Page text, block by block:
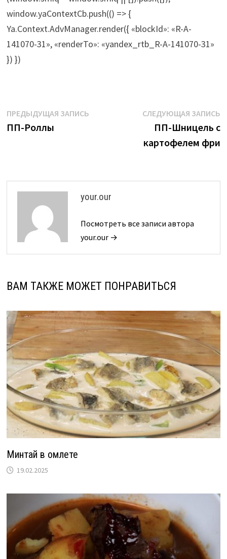
window.yaContextCb.push(() => {
Ya.Context.AdvManager.render({ «blockId»: «R-A-
141070-31», «renderTo»: «yandex_rtb_R-A-141070-31»
}) })
Навигация
по
ПРЕДЫДУЩАЯ ЗАПИСЬПредыдущая
ПП-Роллы
СЛЕДУЮЩАЯ ЗАПИСЬ
ПП-Шницель с
картофелем фри
your.our
Посмотреть все записи автора
your.our →
ВАМ ТАКЖЕ МОЖЕТ ПОНРАВИТЬСЯ
Минтай в омлете
19.02.2025